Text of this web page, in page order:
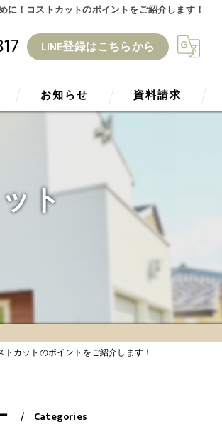
に！コストカットのポイントをご紹介します！
LINE登録はこちらから
お知らせ 資料請求
ト
カットのポイントをご紹介します！
Categories